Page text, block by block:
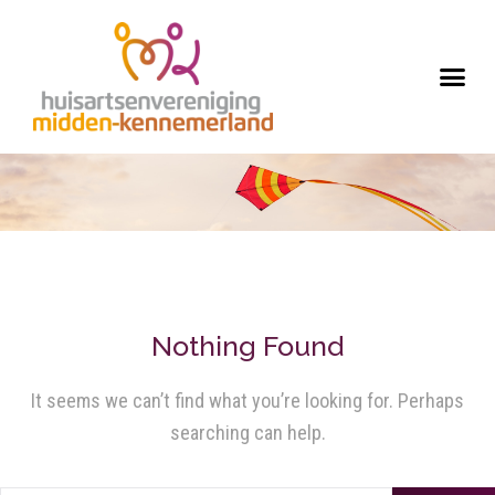
Nothing Found
It seems we can’t find what you’re looking for. Perhaps
searching can help.